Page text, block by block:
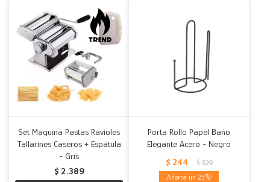
Set Maquina Pastas Ravioles
Tallarines Caseros + Espátula
- Gris
$ 2.389
Porta Rollo Papel Baño
Elegante Acero - Negro
$ 244 $ 329
25